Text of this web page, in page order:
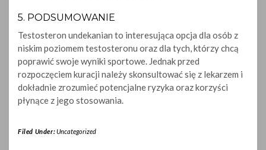
5. PODSUMOWANIE
Testosteron undekanian to interesująca opcja dla osób z
niskim poziomem testosteronu oraz dla tych, którzy chcą
poprawić swoje wyniki sportowe. Jednak przed
rozpoczęciem kuracji należy skonsultować się z lekarzem i
dokładnie zrozumieć potencjalne ryzyka oraz korzyści
płynące z jego stosowania.
Filed Under:Uncategorized